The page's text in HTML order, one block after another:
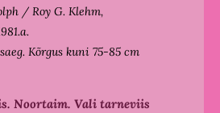
/ Roy G. Klehm,
Kõrgus kuni 75-85 cm
Noortaim. Vali tarneviis